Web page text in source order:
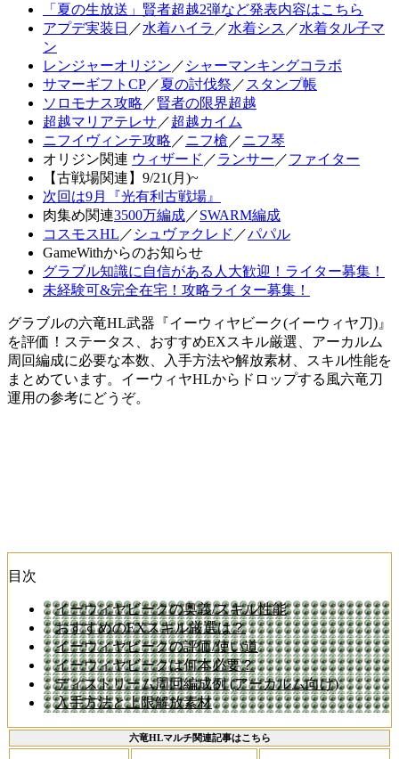
「夏の生放送」賢者超越2弾など発表内容はこちら
アプデ実装日 ／水着ハイラ ／水着シス ／水着タル子マ
ン
レンジャーオリジン ／ シャーマンキングコラボ
サマーギフトCP／夏の討伐祭 ／ スタンプ帳
ソロモナス攻略 ／賢者の限界超越
超越マリアテレサ ／超越カイム
ニフイヴィンテ攻略 ／ニフ槍 ／ニフ琴
オリジン関連 ウィザード ／ランサー ／ファイター
【古戦場関連】9/21(月)~
次回は9月『光有利古戦場』
肉集め関連3500万編成／SWARM編成
コスモスHL ／ シュヴァクレド ／パパル
GameWithからのお知らせ
グラブル知識に自信がある人大歓迎！ライター募集！
未経験可&完全在宅！攻略ライター募集！
グラブルの六竜HL武器『イーウィヤビーク(イーウィヤ刀)』
を評価！ステータス、おすすめEXスキル厳選、アーカルム
周回編成に必要な本数、入手方法や解放素材、スキル性能を
まとめています。イーウィヤHLからドロップする風六竜刀
運用の参考にどうぞ。
目次
イーウィヤビークの奥義/スキル性能
おすすめのEXスキル厳選は？
イーウィヤビークの評価/使い道
イーウィヤビークは何本必要？
ディストリーム周回編成例 (アーカルム向け)
入手方法と上限解放素材
六竜HLマルチ関連記事はこちら